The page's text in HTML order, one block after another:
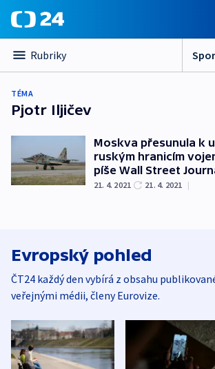
Rubriky
TÉMA
Pjotr Iljičev
Moskva přesunula k
ruským hranicím
píše Wall Street
21. 4. 2021 21. 4. 2021 |
Evropský pohled
ČT24 každý den vybírá z obsahu
veřejnými médii, členy Eurovize.